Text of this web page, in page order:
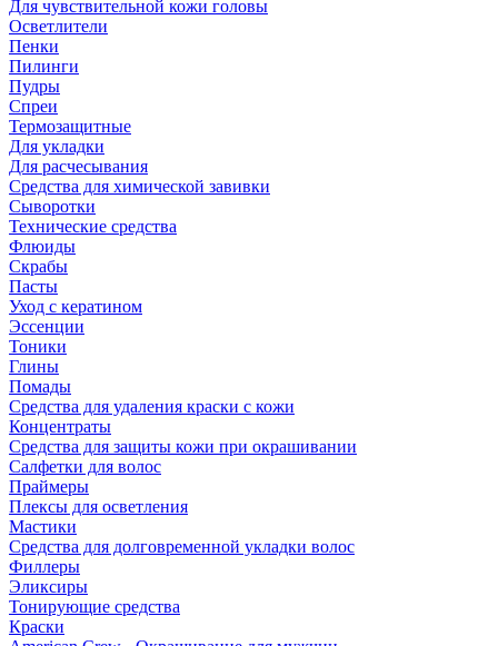
Для чувствительной кожи головы
Осветлители
Пенки
Пилинги
Пудры
Спреи
Термозащитные
Для укладки
Для расчесывания
Средства для химической завивки
Сыворотки
Технические средства
Флюиды
Скрабы
Пасты
Уход с кератином
Эссенции
Тоники
Глины
Помады
Средства для удаления краски с кожи
Концентраты
Средства для защиты кожи при окрашивании
Салфетки для волос
Праймеры
Плексы для осветления
Мастики
Средства для долговременной укладки волос
Филлеры
Эликсиры
Тонирующие средства
Краски